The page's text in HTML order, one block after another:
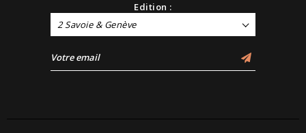
Edition :
2 Savoie & Genève